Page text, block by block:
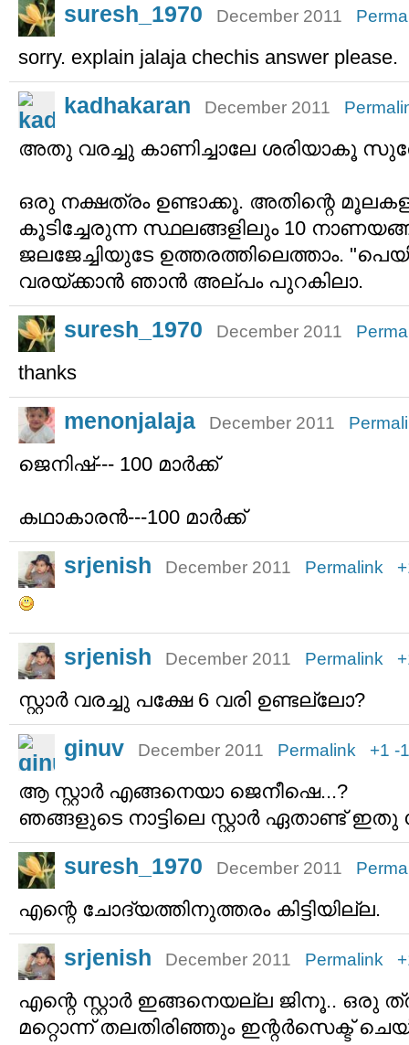
suresh_1970 December 2011
sorry. explain jalaja chechis answer please.
kadhakaran December 2011
അതു വരച്ചു കാണിച്ചാലേ ശരിയാകൂ
ഒരു നക്ഷത്രം ഉണ്ടാക്കൂ. അതിന്റെ
കൂടിച്ചേരുന്ന സ്ഥലങ്ങളിലും 10
ജലജേച്ചിയുടേ ഉത്തരത്തിലെത്താം.
വരയ്ക്കാന്‍ ഞാന്‍ അല്പം പുറകിലാ.
suresh_1970 December 2011
thanks
menonjalaja December 2011
ജെനിഷ്--- 100 മാര്‍ക്ക്
കഥാകാരന്‍---100 മാര്‍ക്ക്
srjenish December 2011 Permalink
srjenish December 2011 Permalink
സ്റ്റാര്‍ വരച്ചു പക്ഷേ 6 വരി ഉണ്ടല്ലോ?
ginuv December 2011 Permalink +1 -1
ആ സ്റ്റാര്‍ എങ്ങനെയാ ജെനീഷെ...?
ഞങ്ങളുടെ നാട്ടിലെ സ്റ്റാര്‍ ഏതാണ്ട്
suresh_1970 December 2011
എന്റെ ചോദ്യത്തിനുത്തരം കിട്ടിയില്ല.
srjenish December 2011 Permalink
എന്റെ സ്റ്റാര്‍ ഇങ്ങനെയല്ല ജിനൂ.. ഒരു
മറ്റൊന്ന് തലതിരിഞ്ഞും ഇന്റര്‍സെക്ട്